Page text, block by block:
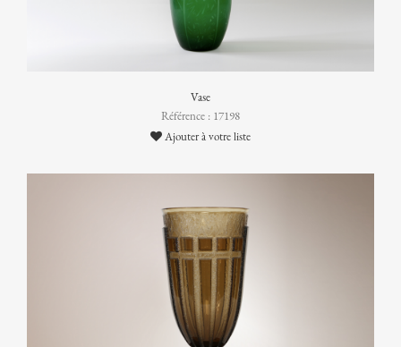
Vase
Référence : 17198
Ajouter à votre liste